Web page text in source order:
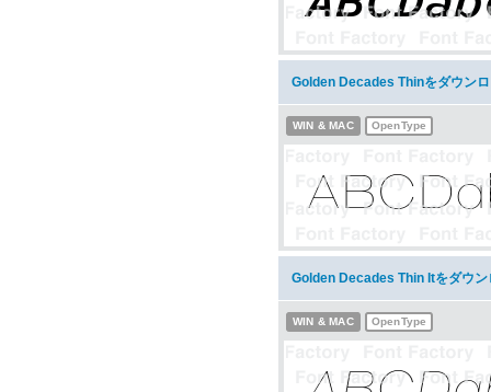
Golden Decades Thinをダウン
WIN & MAC OpenType
Golden Decades Thin Itをダウン
WIN & MAC OpenType